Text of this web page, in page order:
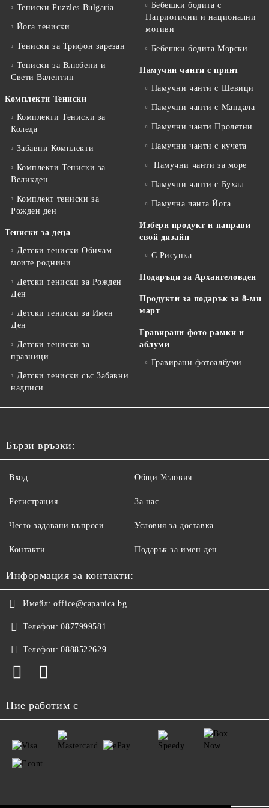
Тениски Puzzles Bulgaria
Йога тениски
Тениски за Трифон зарезан
Тениски за Влюбени и
Свети Валентин
Комплекти Тениски
Комплекти Тениски за
Коледа
Забавни Комплекти
Комплекти Тениски за
Великден
Комплект тениски за
Рожден ден
Тениски за деца
Детски тениски Обичам
моите роднини
Детски тениски за Рожден
Ден
Детски тениски за Имен
Ден
Детски тениски за
празници
Детски тениски със Забавни
надписи
Бебешки бодита с
Патриотични и национални
мотиви
Бебешки бодита Морски
Памучни чанти с принт
Памучни чанти с Шевици
Памучни чанти с Мандала
Памучни чанти Пролетни
Памучни чанти с кучета
Памучни чанти за море
Памучни чанти с Бухал
Памучна чанта Йога
Избери продукт и направи
свой дизайн
С Рисунка
Подаръци за Архангеловден
Продукти за подарък за 8-ми
март
Гравирани фото рамки и
аблуми
Гравирани фотоалбуми
Бързи връзки:
Вход
Регистрация
Често задавани въпроси
Контакти
Общи Условия
За нас
Условия за доставка
Подарък за имен ден
Информация за контакти:
Имейл: office@capanica.bg
Телефон: 0877999581
Телефон: 0888522629
Ние работим с